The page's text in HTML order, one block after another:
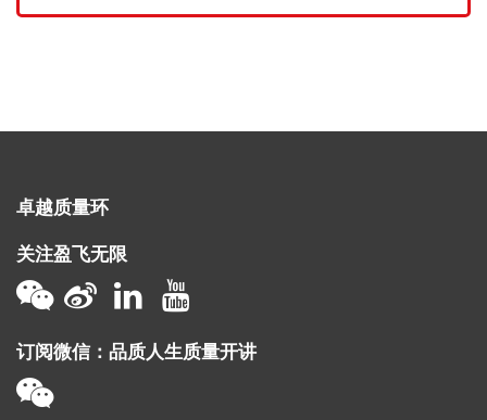
卓越质量环
关注盈飞无限
订阅微信：品质人生质量开讲